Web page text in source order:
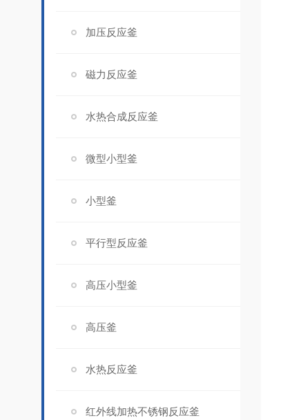
加压反应釜
磁力反应釜
水热合成反应釜
微型小型釜
小型釜
平行型反应釜
高压小型釜
高压釜
水热反应釜
红外线加热不锈钢反应釜